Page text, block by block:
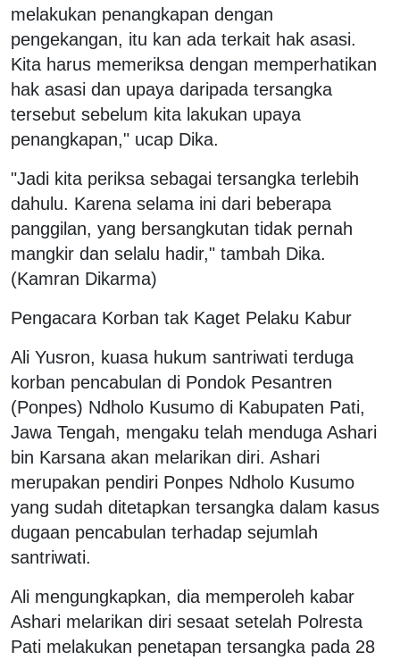
melakukan penangkapan dengan
pengekangan, itu kan ada terkait hak asasi.
Kita harus memeriksa dengan memperhatikan
hak asasi dan upaya daripada tersangka
tersebut sebelum kita lakukan upaya
penangkapan," ucap Dika.
"Jadi kita periksa sebagai tersangka terlebih
dahulu. Karena selama ini dari beberapa
panggilan, yang bersangkutan tidak pernah
mangkir dan selalu hadir," tambah Dika.
(Kamran Dikarma)
Pengacara Korban tak Kaget Pelaku Kabur
Ali Yusron, kuasa hukum santriwati terduga
korban pencabulan di Pondok Pesantren
(Ponpes) Ndholo Kusumo di Kabupaten Pati,
Jawa Tengah, mengaku telah menduga Ashari
bin Karsana akan melarikan diri. Ashari
merupakan pendiri Ponpes Ndholo Kusumo
yang sudah ditetapkan tersangka dalam kasus
dugaan pencabulan terhadap sejumlah
santriwati.
Ali mengungkapkan, dia memperoleh kabar
Ashari melarikan diri sesaat setelah Polresta
Pati melakukan penetapan tersangka pada 28